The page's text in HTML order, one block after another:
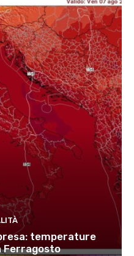
temperature
Ferragosto